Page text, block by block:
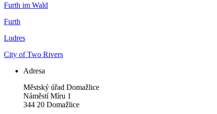
Furth im Wald
Furth
Ludres
City of Two Rivers
Adresa
Městský úřad Domažlice
Náměstí Míru 1
344 20 Domažlice